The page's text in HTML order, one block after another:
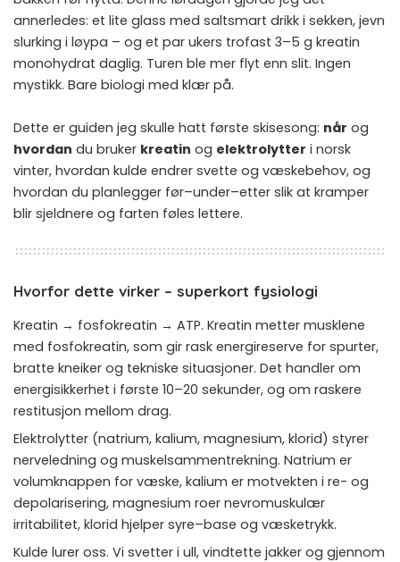
annerledes: et lite glass med saltsmart drikk i sekken, jevn
slurking i løypa – og et par ukers trofast 3–5 g kreatin
monohydrat daglig. Turen ble mer flyt enn slit. Ingen
mystikk. Bare biologi med klær på.
Dette er guiden jeg skulle hatt første skisesong: når og
hvordan du bruker kreatin og elektrolytter i norsk
vinter, hvordan kulde endrer svette og væskebehov, og
hvordan du planlegger før–under–etter slik at kramper
blir sjeldnere og farten føles lettere.
Hvorfor dette virker – superkort fysiologi
Kreatin → fosfokreatin → ATP. Kreatin metter musklene
med fosfokreatin, som gir rask energireserve for spurter,
bratte kneiker og tekniske situasjoner. Det handler om
energisikkerhet i første 10–20 sekunder, og om raskere
restitusjon mellom drag.
Elektrolytter (natrium, kalium, magnesium, klorid) styrer
nerveledning og muskelsammentrekning. Natrium er
volumknappen for væske, kalium er motvekten i re- og
depolarisering, magnesium roer nevromuskulær
irritabilitet, klorid hjelper syre–base og væsketrykk.
Kulde lurer oss. Vi svetter i ull, vindtette jakker og gjennom